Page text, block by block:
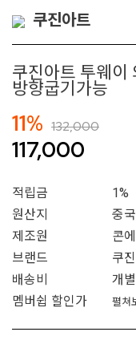
쿠진아트
쿠진아트 투웨
방향굽기가능
11% 132,000
117,000
적립금
1%
원산지
중국
제조원
콘
브랜드
쿠
배송비
개
멤버쉽 할인가
펼쳐